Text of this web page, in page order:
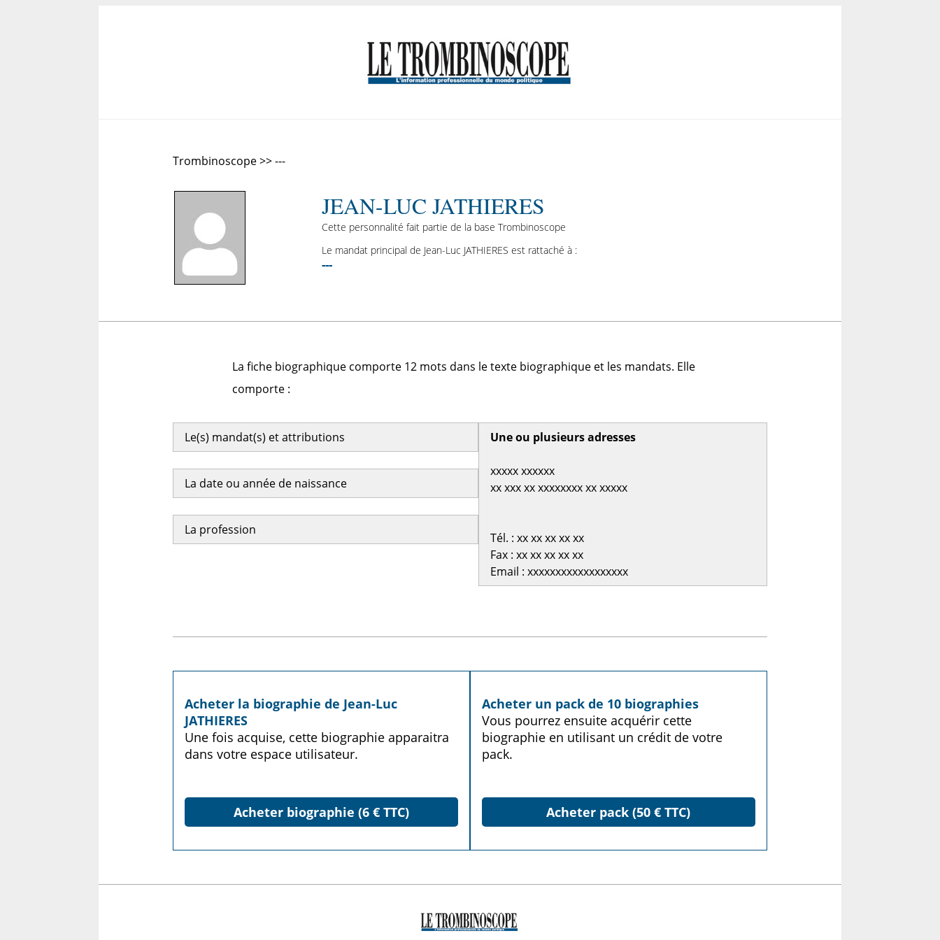
Trombinoscope >> ---
JEAN-LUC JATHIERES
Cette personnalité fait partie de la base Trombinoscope
Le mandat principal de Jean-Luc JATHIERES est rattaché à :
---
La fiche biographique comporte 12 mots dans le texte biographique et les mandats. Elle
comporte :
Le(s) mandat(s) et attributions
La date ou année de naissance
La profession
Une ou plusieurs adresses
xxxxx xxxxxx
xx xxx xx xxxxxxxx xx xxxxx
Tél. : xx xx xx xx xx
Fax : xx xx xx xx xx
Email : xxxxxxxxxxxxxxxxxx
Acheter la biographie de Jean-Luc
JATHIERES
Une fois acquise, cette biographie apparaitra
dans votre espace utilisateur.
Acheter biographie (6 € TTC)
Acheter un pack de 10 biographies
Vous pourrez ensuite acquérir cette
biographie en utilisant un crédit de votre
pack.
Acheter pack (50 € TTC)